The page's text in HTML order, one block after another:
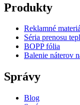
Produkty
Reklamné
Séria prenosu
BOPP fólia
Balenie náterov
Správy
Blog